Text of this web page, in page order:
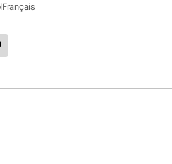
Français